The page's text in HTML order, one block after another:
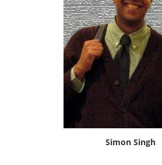
Simon Singh